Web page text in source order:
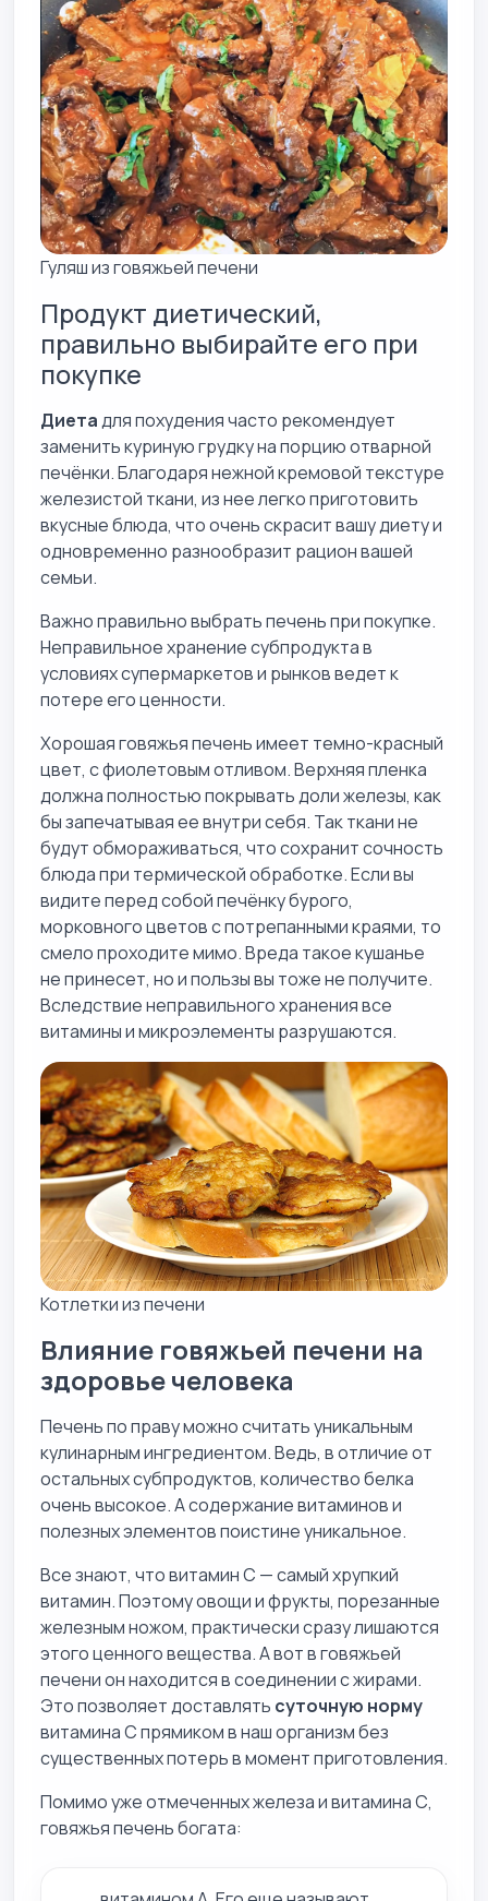
Гуляш из говяжьей печени
Продукт диетический,
правильно выбирайте его при
покупке
Диетадля похудения часто рекомендует
заменить куриную грудку на порцию отварной
печёнки. Благодаря нежной кремовой текстуре
железистой ткани, из нее легко приготовить
вкусные блюда, что очень скрасит вашу диету и
одновременно разнообразит рацион вашей
семьи.
Важно правильно выбрать печень при покупке.
Неправильное хранение субпродукта в
условиях супермаркетов и рынков ведет к
потере его ценности.
Хорошая говяжья печень имеет темно-красный
цвет, с фиолетовым отливом. Верхняя пленка
должна полностью покрывать доли железы, как
бы запечатывая ее внутри себя. Так ткани не
будут обмораживаться, что сохранит сочность
блюда при термической обработке. Если вы
видите перед собой печёнку бурого,
морковного цветов с потрепанными краями, то
смело проходите мимо. Вреда такое кушанье
не принесет, но и пользы вы тоже не получите.
Вследствие неправильного хранения все
витамины и микроэлементы разрушаются.
Котлетки из печени
Влияние говяжьей печени на
здоровье человека
Печень по праву можно считать уникальным
кулинарным ингредиентом. Ведь, в отличие от
остальных субпродуктов, количество белка
очень высокое. А содержание витаминов и
полезных элементов поистине уникальное.
Все знают, что витамин С — самый хрупкий
витамин. Поэтому овощи и фрукты, порезанные
железным ножом, практически сразу лишаются
этого ценного вещества. А вот в говяжьей
печени он находится в соединении с жирами.
Это позволяет доставлять суточную норму
витамина С прямиком в наш организм без
существенных потерь в момент приготовления.
Помимо уже отмеченных железа и витамина С,
говяжья печень богата: